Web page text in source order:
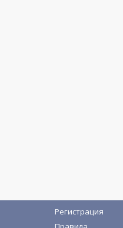
Регистрация